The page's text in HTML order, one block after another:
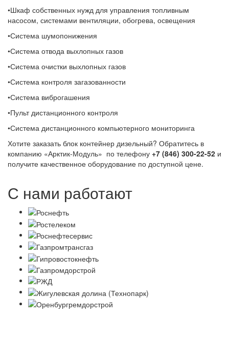
•Шкаф собственных нужд для управления топливным
насосом, системами вентиляции, обогрева, освещения
•Система шумопонижения
•Система отвода выхлопных газов
•Система очистки выхлопных газов
•Система контроля загазованности
•Система виброгашения
•Пульт дистанционного контроля
•Система дистанционного компьютерного мониторинга
Хотите заказать блок контейнер дизельный? Обратитесь в
компанию «Арктик-Модуль» по телефону +7 (846) 300-22-52 и
получите качественное оборудование по доступной цене.
С нами работают